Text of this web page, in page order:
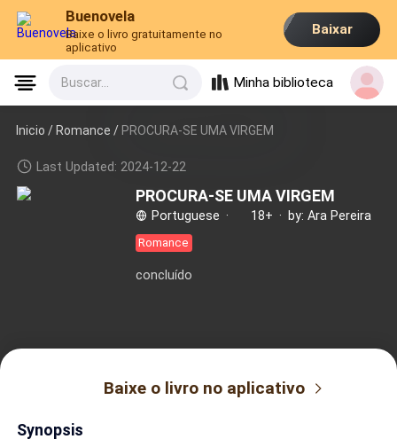
Buenovela
Baixe o livro gratuitamente no
aplicativo
Baixar
Buscar... Minha biblioteca
Inicio /Romance / PROCURA-SE UMA VIRGEM
Last Updated: 2024-12-22
PROCURA-SE UMA VIRGEM
Portuguese · 18+ · by: Ara Pereira
Romance
concluído
Baixe o livro no aplicativo
Synopsis